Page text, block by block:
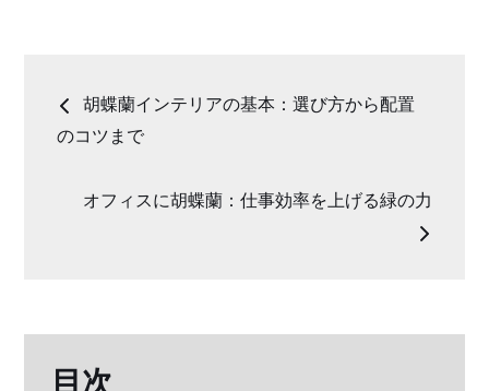
投
稿
ゲ
胡蝶蘭インテリアの基本：選び方から配置
のコツまで
オフィスに胡蝶蘭：仕事効率を上げる緑の力
目次